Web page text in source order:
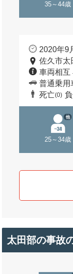
35～44歳
2020年9
佐久市太
車両相互
普通乗用
死亡(0)
25～34歳
他
太田部の事故